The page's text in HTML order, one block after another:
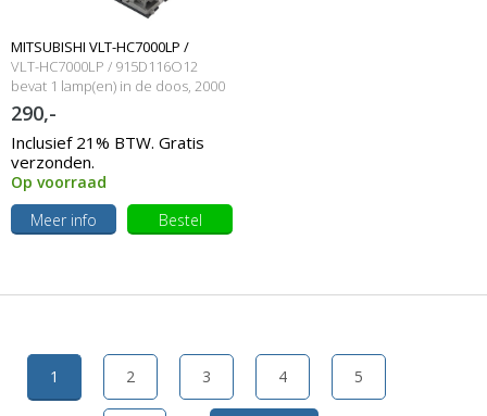
MITSUBISHI VLT-HC7000LP /
915D116O12 Originele lamp met
behuizing
VLT-HC7000LP / 915D116O12
bevat 1 lamp(en) in de doos, 2000
branduren en 160 Watt
290,-
Inclusief 21% BTW. Gratis
verzonden.
Op voorraad
Meer info
Bestel
1 2 3 4 5